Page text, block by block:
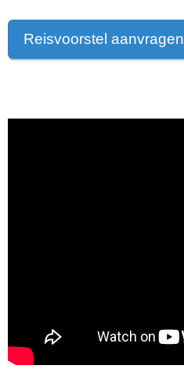
Reisvoorstel aanvragen